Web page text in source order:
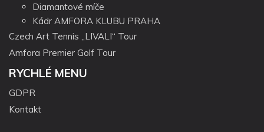
Diamantové míče
Kádr AMFORA KLUBU PRAHA
Czech Art Tennis „LIVALI“ Tour
Amfora Premier Golf Tour
RYCHLÉ MENU
GDPR
Kontakt